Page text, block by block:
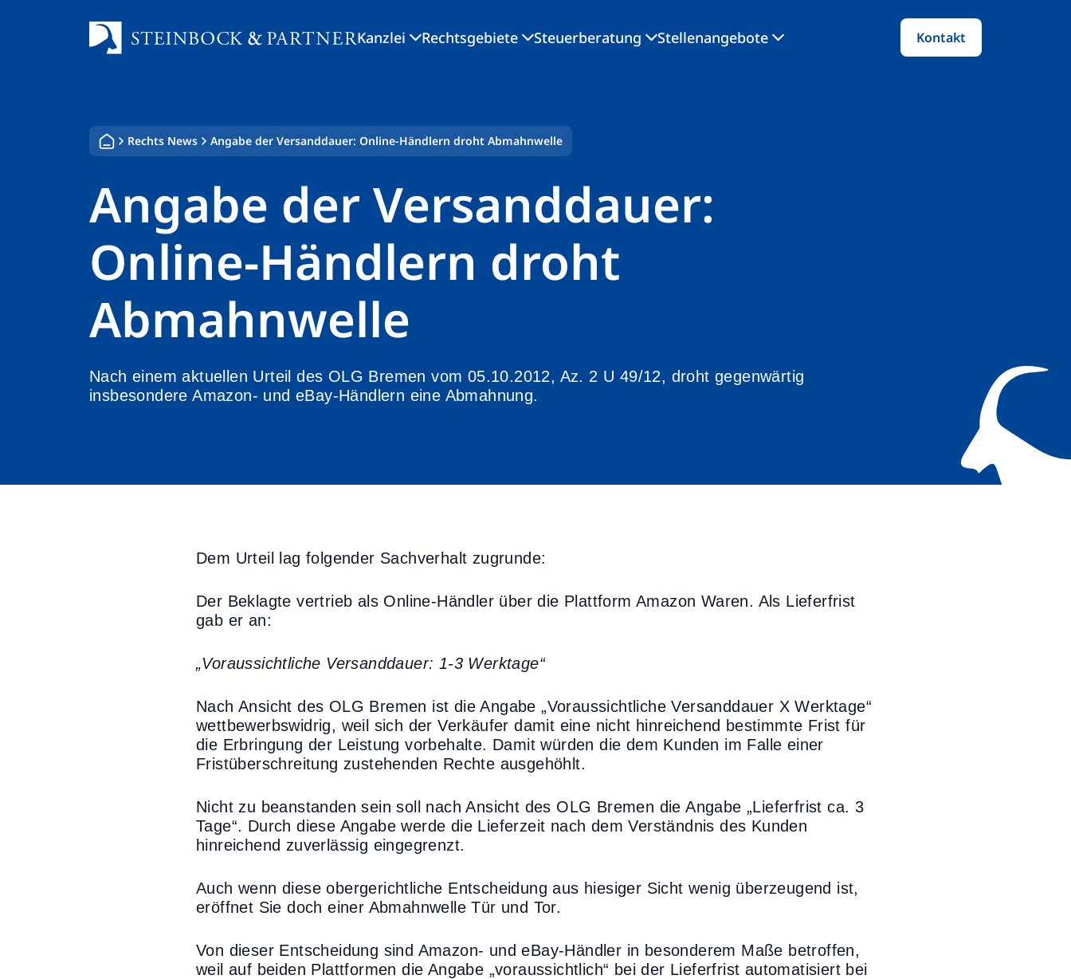
Kanzlei Rechtsgebiete Steuerberatung Stellenangebote Kontakt
Rechts News Angabe der Versanddauer: Online-Händlern droht Abmahnwelle
Angabe der Versanddauer:
Online-Händlern droht
Abmahnwelle
Nach einem aktuellen Urteil des OLG Bremen vom 05.10.2012, Az. 2 U 49/12, droht gegenwärtig
insbesondere Amazon- und eBay-Händlern eine Abmahnung.
Dem Urteil lag folgender Sachverhalt zugrunde:
Der Beklagte vertrieb als Online-Händler über die Plattform Amazon Waren. Als Lieferfrist
gab er an:
„Voraussichtliche Versanddauer: 1-3 Werktage“
Nach Ansicht des OLG Bremen ist die Angabe „Voraussichtliche Versanddauer X Werktage“
wettbewerbswidrig, weil sich der Verkäufer damit eine nicht hinreichend bestimmte Frist für
die Erbringung der Leistung vorbehalte. Damit würden die dem Kunden im Falle einer
Fristüberschreitung zustehenden Rechte ausgehöhlt.
Nicht zu beanstanden sein soll nach Ansicht des OLG Bremen die Angabe „Lieferfrist ca. 3
Tage“. Durch diese Angabe werde die Lieferzeit nach dem Verständnis des Kunden
hinreichend zuverlässig eingegrenzt.
Auch wenn diese obergerichtliche Entscheidung aus hiesiger Sicht wenig überzeugend ist,
eröffnet Sie doch einer Abmahnwelle Tür und Tor.
Von dieser Entscheidung sind Amazon- und eBay-Händler in besonderem Maße betroffen,
weil auf beiden Plattformen die Angabe „voraussichtlich“ bei der Lieferfrist automatisiert bei